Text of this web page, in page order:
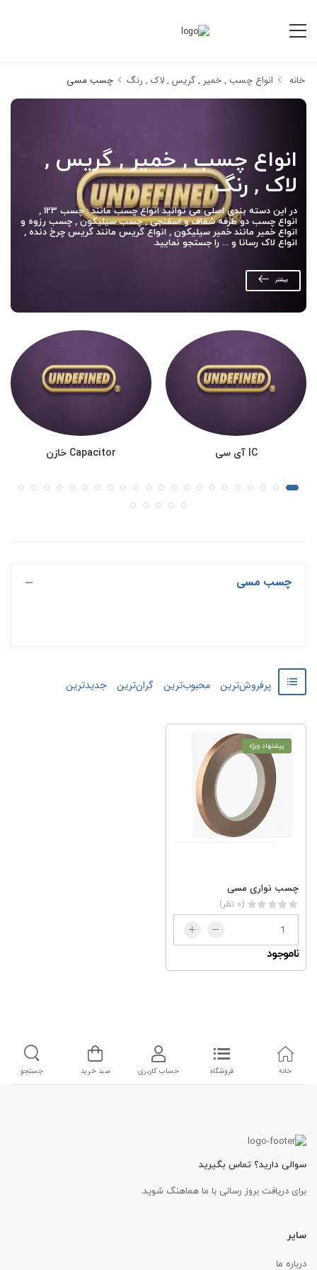
خانه انواع چسب , خمیر , گریس , لاک , رنگ چسب مسی
انواع چسب , خمیر , گریس ,
لاک , رنگ
در این دسته بندی اصلی می توانید انواع چسب مانند : چسب 123 ,
انواع چسب دو طرفه شفاف و اسفنجی , چسب سیلیکون , چسب رزوه و
انواع خمیر مانند خمیر سیلیکون , انواع گریس مانند گریس چرخ دنده ,
انواع لاک رسانا و ... را جستجو نمایید.
بیشتر
IC آی سی Capacitor خازن
چسب مسی
پرفروش‌ترین محبوب‌ترین گران‌ترین جدید‌‌ترین
پیشنهاد ویژه
چسب نواری مسی
(0 نظر)
ناموجود
خانه فروشگاه حساب کاربری سبد خرید جستجو
سوالی دارید؟ تماس بگیرید
برای دریافت بروز رسانی با ما هماهنگ شوید.
سایر
درباره ما